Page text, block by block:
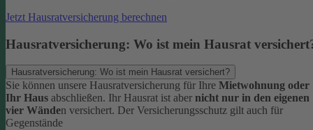
Jetzt Hausratversicherung berechnen
Hausratversicherung: Wo ist mein Hausrat
Hausratversicherung: Wo ist mein Hausrat versichert?
Sie können unsere Hausratversicherung für Ihre Mietwohnung oder
Ihr Haus abschließen. Ihr Hausrat ist aber nicht nur in den eigenen
vier Wänden versichert. Der Versicherungsschutz gilt auch für
Gegenstände